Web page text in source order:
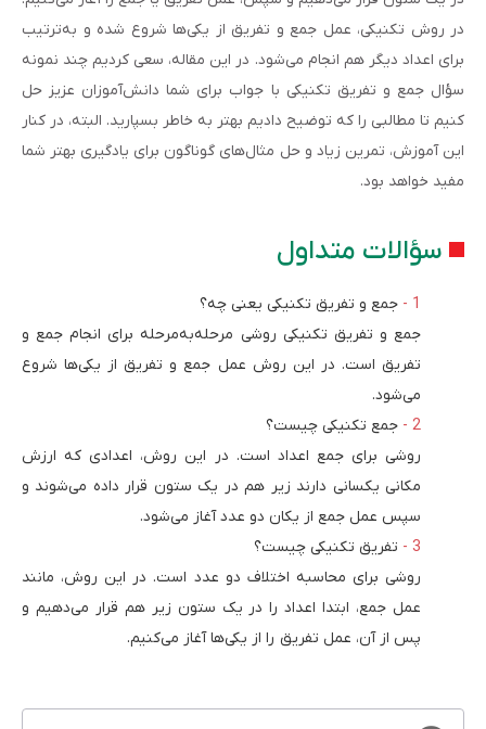
در روش تکنیکی، عمل جمع و تفریق از یکی‌ها شروع شده و به‌ترتیب
برای اعداد دیگر هم انجام می‌شود. در این مقاله، سعی کردیم چند نمونه
سؤال جمع و تفریق تکنیکی با جواب برای شما دانش‌آموزان عزیز حل
کنیم تا مطالبی را که توضیح دادیم بهتر به خاطر بسپارید. البته، در کنار
این آموزش، تمرین زیاد و حل مثال‌های گوناگون برای یادگیری بهتر شما
مفید خواهد بود.
سؤالات متداول
جمع و تفریق تکنیکی یعنی چه؟
جمع و تفریق تکنیکی روشی مرحله‌به‌مرحله برای انجام جمع و
تفریق است. در این روش عمل جمع و تفریق از یکی‌ها شروع
می‌شود.
جمع تکنیکی چیست؟
روشی برای جمع اعداد است. در این روش، اعدادی که ارزش
مکانی یکسانی دارند زیر هم در یک ستون قرار داده می‌شوند و
سپس عمل جمع از یکان دو عدد آغاز می‌شود.
تفریق تکنیکی چیست؟
روشی برای محاسبه اختلاف دو عدد است. در این روش، مانند
عمل جمع، ابتدا اعداد را در یک ستون زیر هم قرار می‌دهیم و
پس از آن، عمل تفریق را از یکی‌ها آغاز می‌کنیم.